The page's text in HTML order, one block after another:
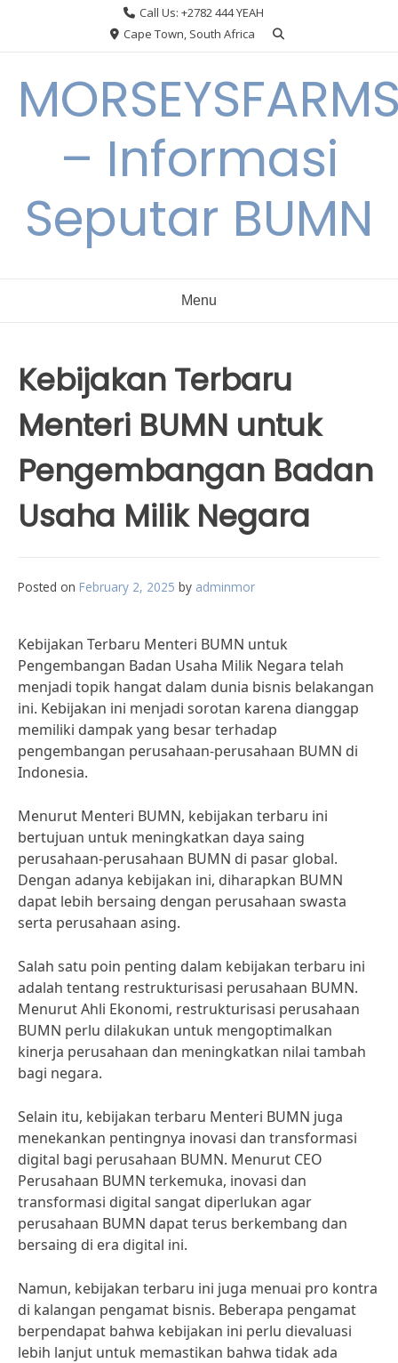
Call Us: +2782 444 YEAH
Cape Town, South Africa
– Informasi
Seputar BUMN
Menu
Kebijakan Terbaru
Menteri BUMN untuk
Pengembangan Badan
Usaha Milik Negara
Posted on February 2, 2025 by adminmor
Kebijakan Terbaru Menteri BUMN untuk
Pengembangan Badan Usaha Milik Negara telah
menjadi topik hangat dalam dunia bisnis belakangan
ini. Kebijakan ini menjadi sorotan karena dianggap
memiliki dampak yang besar terhadap
pengembangan perusahaan-perusahaan BUMN di
Indonesia.
Menurut Menteri BUMN, kebijakan terbaru ini
bertujuan untuk meningkatkan daya saing
perusahaan-perusahaan BUMN di pasar global.
Dengan adanya kebijakan ini, diharapkan BUMN
dapat lebih bersaing dengan perusahaan swasta
serta perusahaan asing.
Salah satu poin penting dalam kebijakan terbaru ini
adalah tentang restrukturisasi perusahaan BUMN.
Menurut Ahli Ekonomi, restrukturisasi perusahaan
BUMN perlu dilakukan untuk mengoptimalkan
kinerja perusahaan dan meningkatkan nilai tambah
bagi negara.
Selain itu, kebijakan terbaru Menteri BUMN juga
menekankan pentingnya inovasi dan transformasi
digital bagi perusahaan BUMN. Menurut CEO
Perusahaan BUMN terkemuka, inovasi dan
transformasi digital sangat diperlukan agar
perusahaan BUMN dapat terus berkembang dan
bersaing di era digital ini.
Namun, kebijakan terbaru ini juga menuai pro kontra
di kalangan pengamat bisnis. Beberapa pengamat
berpendapat bahwa kebijakan ini perlu dievaluasi
lebih lanjut untuk memastikan bahwa tidak ada